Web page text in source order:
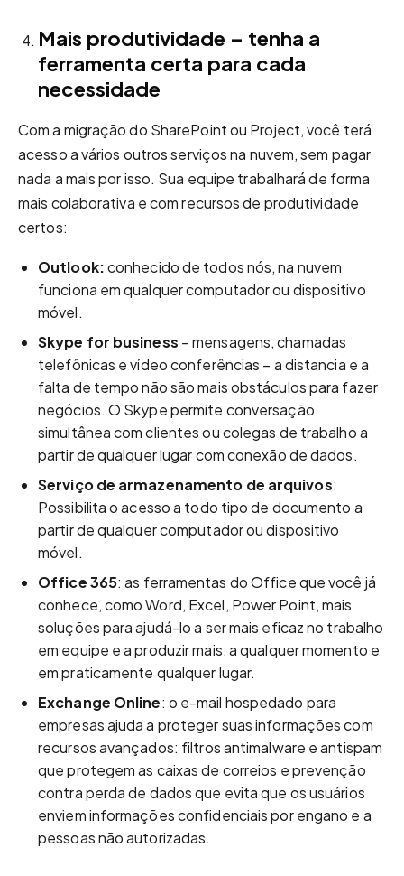
Mais produtividade – tenha a
ferramenta certa para cada
necessidade
Com a migração do SharePoint ou Project, você terá
acesso a vários outros serviços na nuvem, sem pagar
nada a mais por isso. Sua equipe trabalhará de forma
mais colaborativa e com recursos de produtividade
certos:
Outlook:conhecido de todos nós, na nuvem
funciona em qualquer computador ou dispositivo
móvel.
Skype for business – mensagens, chamadas
telefônicas e vídeo conferências – a distancia e a
falta de tempo não são mais obstáculos para fazer
negócios. O Skype permite conversação
simultânea com clientes ou colegas de trabalho a
partir de qualquer lugar com conexão de dados.
Serviço de armazenamento de arquivos:
Possibilita o acesso a todo tipo de documento a
partir de qualquer computador ou dispositivo
móvel.
Office 365: as ferramentas do Office que você já
conhece, como Word, Excel, Power Point, mais
soluções para ajudá-lo a ser mais eficaz no trabalho
em equipe e a produzir mais, a qualquer momento e
em praticamente qualquer lugar.
Exchange Online: o e-mail hospedado para
empresas ajuda a proteger suas informações com
recursos avançados: filtros antimalware e antispam
que protegem as caixas de correios e prevenção
contra perda de dados que evita que os usuários
enviem informações confidenciais por engano e a
pessoas não autorizadas.